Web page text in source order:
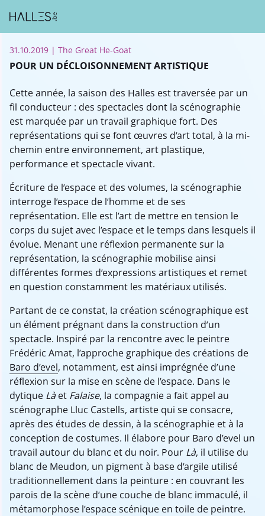
31.10.2019 | The Great He-Goat
POUR UN DÉCLOISONNEMENT ARTISTIQUE
Cette année, la saison des Halles est traversée par un
fil conducteur : des spectacles dont la scénographie
est marquée par un travail graphique fort. Des
représentations qui se font œuvres d’art total, à la mi-
chemin entre environnement, art plastique,
performance et spectacle vivant.
Écriture de l’espace et des volumes, la scénographie
interroge l’espace de l’homme et de ses
représentation. Elle est l’art de mettre en tension le
corps du sujet avec l’espace et le temps dans lesquels il
évolue. Menant une réflexion permanente sur la
représentation, la scénographie mobilise ainsi
différentes formes d’expressions artistiques et remet
en question constamment les matériaux utilisés.
Partant de ce constat, la création scénographique est
un élément prégnant dans la construction d’un
spectacle. Inspiré par la rencontre avec le peintre
Frédéric Amat, l’approche graphique des créations de
Baro d’evel, notamment, est ainsi imprégnée d’une
réflexion sur la mise en scène de l’espace. Dans le
dytique Làet Falaise, la compagnie a fait appel au
scénographe Lluc Castells, artiste qui se consacre,
après des études de dessin, à la scénographie et à la
conception de costumes. Il élabore pour Baro d’evel un
travail autour du blanc et du noir. Pour Là, il utilise du
blanc de Meudon, un pigment à base d’argile utilisé
traditionnellement dans la peinture : en couvrant les
parois de la scène d’une couche de blanc immaculé, il
métamorphose l’espace scénique en toile de peintre.